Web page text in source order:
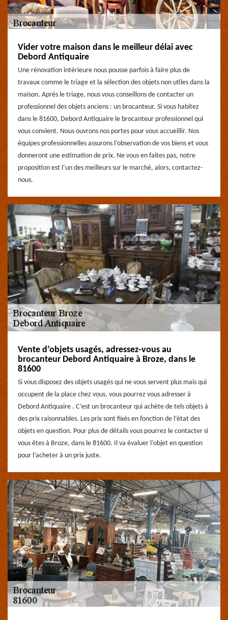
Vider votre maison dans le meilleur délai avec
Debord Antiquaire
Une rénovation intérieure nous pousse parfois à faire plus de
travaux comme le triage et la sélection des objets non utiles dans la
maison. Après le triage, nous vous conseillons de contacter un
professionnel des objets anciens : un brocanteur. Si vous habitez
dans le 81600, Debord Antiquaire le brocanteur professionnel qui
vous convient. Nous ouvrons nos portes pour vous accueillir. Nos
équipes professionnelles assurons l’observation de vos biens et vous
donneront une estimation de prix. Ne vous en faites pas, notre
proposition est l’un des meilleurs sur le marché, alors, contactez-
nous.
Vente d’objets usagés, adressez-vous au
brocanteur Debord Antiquaire à Broze, dans le
81600
Si vous disposez des objets usagés qui ne vous servent plus mais qui
occupent de la place chez vous, vous pourrez vous adresser à
Debord Antiquaire . C’est un brocanteur qui achète de tels objets à
des prix raisonnables. Les prix sont fixés en fonction de l’état des
objets en question. Pour plus de détails vous pourrez le contacter si
vous êtes à Broze, dans le 81600. Il va évaluer l’objet en question
pour l’acheter à un prix juste.